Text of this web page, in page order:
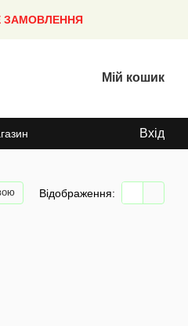
ЗАМОВЛЕННЯ
Мій кошик
Вхід
Відображення: